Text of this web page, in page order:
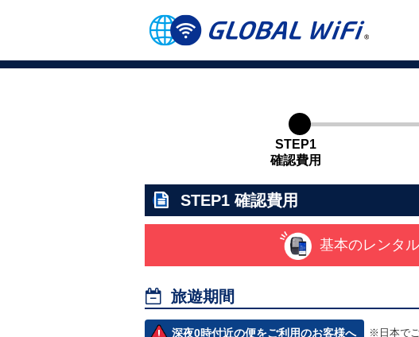
STEP1
確認費用
STEP1 確認費用
基本のレンタ
 旅遊期間
深夜0時付近の便をご利用のお客様へ ※日本で